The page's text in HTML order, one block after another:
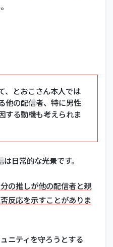
、とおこさん本人では
他の配信者、特に男性
する動機も考えられま
日常的な光景です。
の推しが他の配信者と親
反応を示すことがありま
ニティを守ろうとする